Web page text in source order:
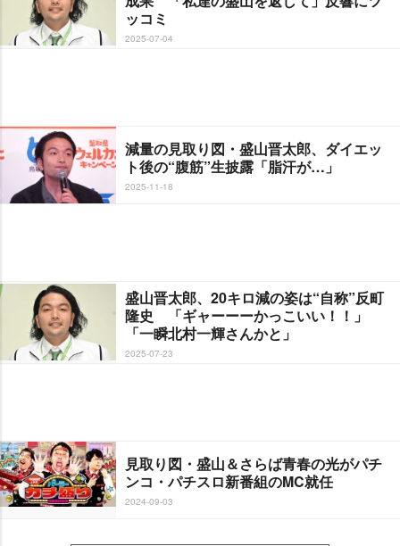
ッコミ
2025-07-04
減量の見取り図・盛山晋太郎、ダイエッ
ト後の“腹筋”生披露「脂汗が…」
2025-11-18
盛山晋太郎、20キロ減の姿は“自称”反町
隆史 「ギャーーーかっこいい！！」
「一瞬北村一輝さんかと」
2025-07-23
見取り図・盛山＆さらば青春の光がパチ
ンコ・パチスロ新番組のMC就任
2024-09-03